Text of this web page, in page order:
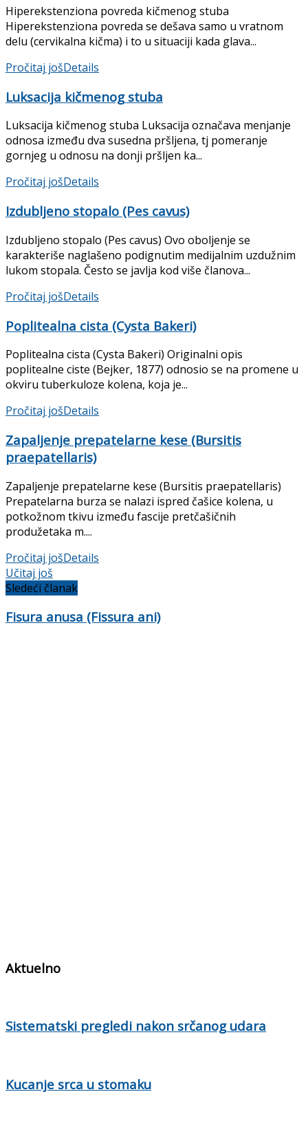
Hiperekstenziona povreda kičmenog stuba
Hiperekstenziona povreda se dešava samo u vratnom
delu (cervikalna kičma) i to u situaciji kada glava...
Pročitaj jošDetails
Luksacija kičmenog stuba
Luksacija kičmenog stuba Luksacija označava menjanje
odnosa između dva susedna pršljena, tj pomeranje
gornjeg u odno­su na donji pršljen ka...
Pročitaj jošDetails
Izdubljeno stopalo (Pes cavus)
Izdubljeno stopalo (Pes cavus) Ovo oboljenje se
karakteriše naglašeno podignutim medijalnim uzdužnim
lukom stopala. Često se javlja kod više članova...
Pročitaj jošDetails
Poplitealna cista (Cysta Bakeri)
Poplitealna cista (Cysta Bakeri) Originalni opis
poplitealne ciste (Bejker, 1877) odnosio se na promene u
okviru tuberkuloze kolena, koja je...
Pročitaj jošDetails
Zapaljenje prepatelarne kese (Bursitis
praepatellaris)
Zapaljenje prepatelarne kese (Bursitis praepatellaris)
Prepatelarna burza se nalazi ispred čašice kolena, u
potkožnom tkivu između fascije pretčašičnih
produžetaka m....
Pročitaj jošDetails
Učitaj još
Sledeći članak
Fisura anusa (Fissura ani)
Aktuelno
Sistematski pregledi nakon srčanog udara
Kucanje srca u stomaku